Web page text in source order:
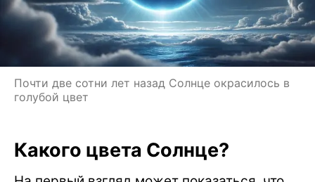
Почти две сотни лет назад Солнце окрасилось в
голубой цвет
Какого цвета Солнце?